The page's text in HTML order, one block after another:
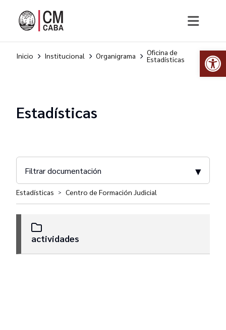
Inicio Institucional Organigrama Oficina de
Estadísticas
Estadísticas
Filtrar documentación ▾
Estadísticas
Estadísticas > Centro de Formación Judicial
actividades